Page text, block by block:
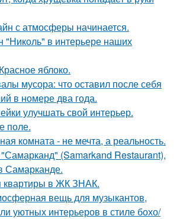
с атмосферы начинается.
"Николь" в интерьере наших
яблоко.
мусора: что оставил после себя
в номере два года.
улучшать свой интерьер.
поле.
комната - не мечта, а реальность.
(Samarkand Restaurant),
Самарканде.
квартиры в ЖК ЗНАК.
вещь для музыкантов,
уютных интерьеров в стиле бохо/